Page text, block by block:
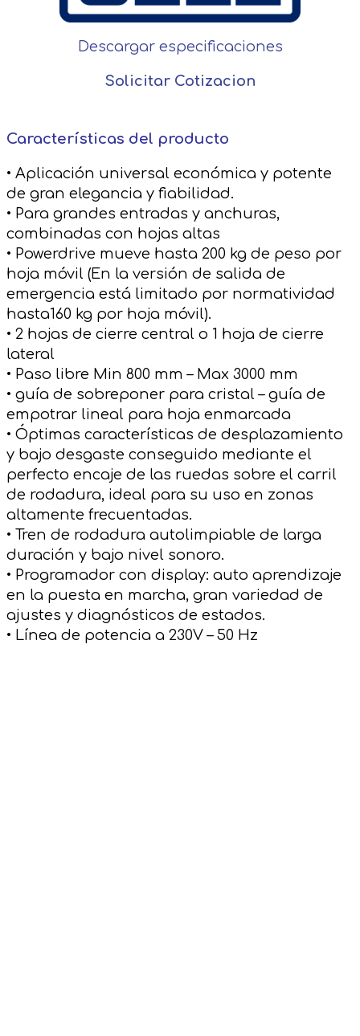
Descargar especificaciones
Solicitar Cotizacion
Características del producto
• Aplicación universal económica y potente
de gran elegancia y fiabilidad.
• Para grandes entradas y anchuras,
combinadas con hojas altas
• Powerdrive mueve hasta 200 kg de peso por
hoja móvil (En la versión de salida de
emergencia está limitado por normatividad
hasta160 kg por hoja móvil).
• 2 hojas de cierre central o 1 hoja de cierre
lateral
• Paso libre Min 800 mm – Max 3000 mm
• guía de sobreponer para cristal – guía de
empotrar lineal para hoja enmarcada
• Óptimas características de desplazamiento
y bajo desgaste conseguido mediante el
perfecto encaje de las ruedas sobre el carril
de rodadura, ideal para su uso en zonas
altamente frecuentadas.
• Tren de rodadura autolimpiable de larga
duración y bajo nivel sonoro.
• Programador con display: auto aprendizaje
en la puesta en marcha, gran variedad de
ajustes y diagnósticos de estados.
• Línea de potencia a 230V – 50 Hz